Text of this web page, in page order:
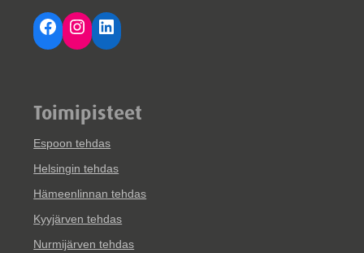
Facebook
Instagram
LinkedIn
Toimipisteet
Espoon tehdas
Helsingin tehdas
Hämeenlinnan tehdas
Kyyjärven tehdas
Nurmijärven tehdas